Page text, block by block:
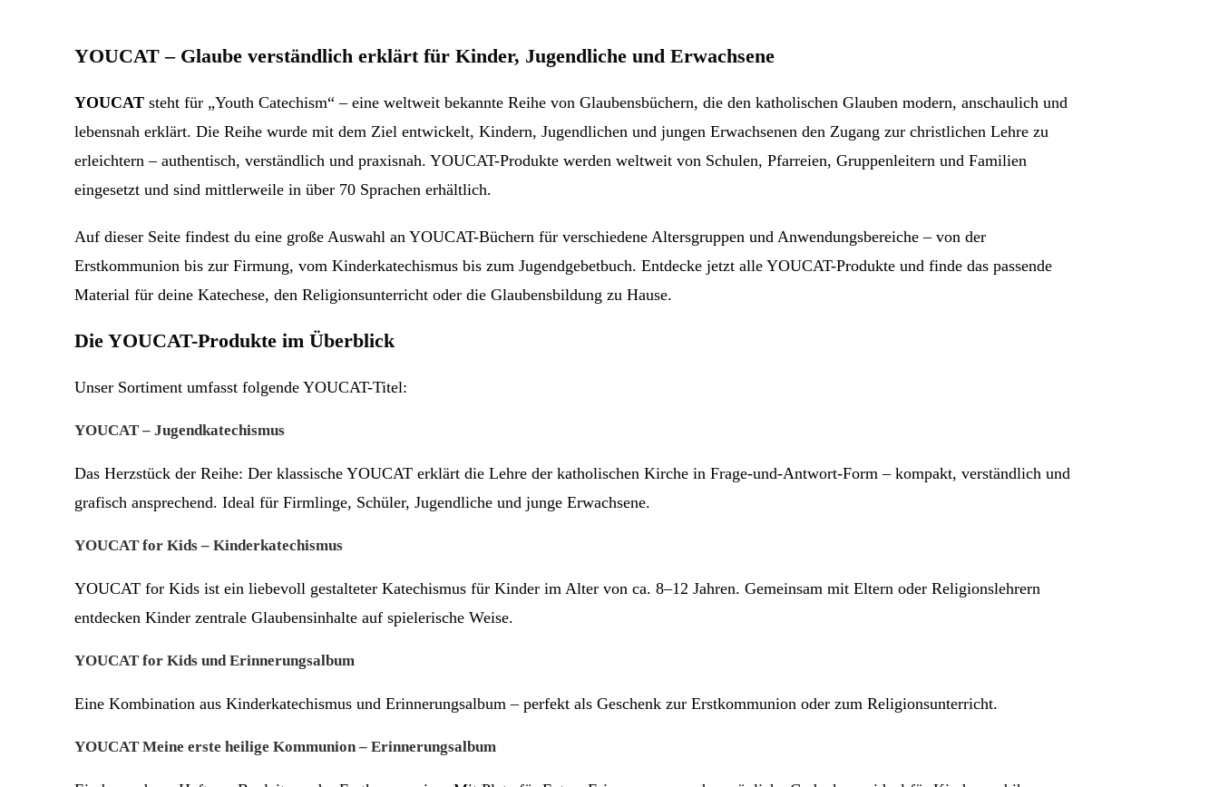
YOUCAT – Glaube verständlich erklärt für Kinder, Jugendliche und Erwachsene
YOUCAT steht für „Youth Catechism“ – eine weltweit bekannte Reihe von Glaubensbüchern, die den katholischen Glauben modern, anschaulich und
lebensnah erklärt. Die Reihe wurde mit dem Ziel entwickelt, Kindern, Jugendlichen und jungen Erwachsenen den Zugang zur christlichen Lehre zu
erleichtern – authentisch, verständlich und praxisnah. YOUCAT-Produkte werden weltweit von Schulen, Pfarreien, Gruppenleitern und Familien
eingesetzt und sind mittlerweile in über 70 Sprachen erhältlich.
Auf dieser Seite findest du eine große Auswahl an YOUCAT-Büchern für verschiedene Altersgruppen und Anwendungsbereiche – von der
Erstkommunion bis zur Firmung, vom Kinderkatechismus bis zum Jugendgebetbuch. Entdecke jetzt alle YOUCAT-Produkte und finde das passende
Material für deine Katechese, den Religionsunterricht oder die Glaubensbildung zu Hause.
Die YOUCAT-Produkte im Überblick
Unser Sortiment umfasst folgende YOUCAT-Titel:
YOUCAT – Jugendkatechismus
Das Herzstück der Reihe: Der klassische YOUCAT erklärt die Lehre der katholischen Kirche in Frage-und-Antwort-Form – kompakt, verständlich und
grafisch ansprechend. Ideal für Firmlinge, Schüler, Jugendliche und junge Erwachsene.
YOUCAT for Kids – Kinderkatechismus
YOUCAT for Kids ist ein liebevoll gestalteter Katechismus für Kinder im Alter von ca. 8–12 Jahren. Gemeinsam mit Eltern oder Religionslehrern
entdecken Kinder zentrale Glaubensinhalte auf spielerische Weise.
YOUCAT for Kids und Erinnerungsalbum
Eine Kombination aus Kinderkatechismus und Erinnerungsalbum – perfekt als Geschenk zur Erstkommunion oder zum Religionsunterricht.
YOUCAT Meine erste heilige Kommunion – Erinnerungsalbum